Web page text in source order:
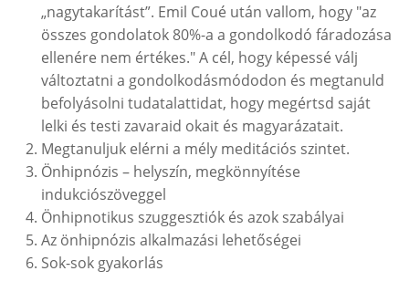
„nagytakarítást”. Emil Coué után vallom, hogy "az
összes gondolatok 80%-a a gondolkodó fáradozása
ellenére nem értékes." A cél, hogy képessé válj
változtatni a gondolkodásmódodon és megtanuld
befolyásolni tudatalattidat, hogy megértsd saját
lelki és testi zavaraid okait és magyarázatait.
Megtanuljuk elérni a mély meditációs szintet.
Önhipnózis – helyszín, megkönnyítése
indukciószöveggel
Önhipnotikus szuggesztiók és azok szabályai
Az önhipnózis alkalmazási lehetőségei
Sok-sok gyakorlás